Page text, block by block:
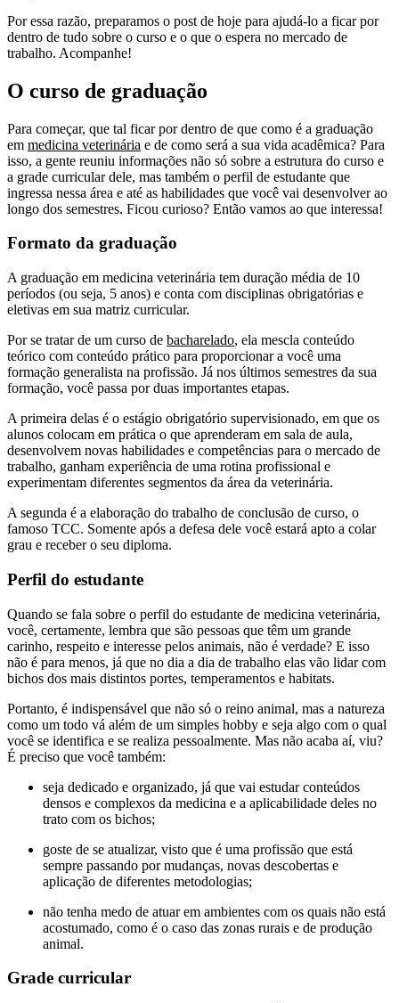
Por essa razão, preparamos o post de hoje para ajudá-lo a ficar por
dentro de tudo sobre o curso e o que o espera no mercado de
trabalho. Acompanhe!
O curso de graduação
Para começar, que tal ficar por dentro de que como é a graduação
em medicina veterinária e de como será a sua vida acadêmica? Para
isso, a gente reuniu informações não só sobre a estrutura do curso e
a grade curricular dele, mas também o perfil de estudante que
ingressa nessa área e até as habilidades que você vai desenvolver ao
longo dos semestres. Ficou curioso? Então vamos ao que interessa!
Formato da graduação
A graduação em medicina veterinária tem duração média de 10
períodos (ou seja, 5 anos) e conta com disciplinas obrigatórias e
eletivas em sua matriz curricular.
Por se tratar de um curso de bacharelado, ela mescla conteúdo
teórico com conteúdo prático para proporcionar a você uma
formação generalista na profissão. Já nos últimos semestres da sua
formação, você passa por duas importantes etapas.
A primeira delas é o estágio obrigatório supervisionado, em que os
alunos colocam em prática o que aprenderam em sala de aula,
desenvolvem novas habilidades e competências para o mercado de
trabalho, ganham experiência de uma rotina profissional e
experimentam diferentes segmentos da área da veterinária.
A segunda é a elaboração do trabalho de conclusão de curso, o
famoso TCC. Somente após a defesa dele você estará apto a colar
grau e receber o seu diploma.
Perfil do estudante
Quando se fala sobre o perfil do estudante de medicina veterinária,
você, certamente, lembra que são pessoas que têm um grande
carinho, respeito e interesse pelos animais, não é verdade? E isso
não é para menos, já que no dia a dia de trabalho elas vão lidar com
bichos dos mais distintos portes, temperamentos e habitats.
Portanto, é indispensável que não só o reino animal, mas a natureza
como um todo vá além de um simples hobby e seja algo com o qual
você se identifica e se realiza pessoalmente. Mas não acaba aí, viu?
É preciso que você também:
seja dedicado e organizado, já que vai estudar conteúdos
densos e complexos da medicina e a aplicabilidade deles no
trato com os bichos;
goste de se atualizar, visto que é uma profissão que está
sempre passando por mudanças, novas descobertas e
aplicação de diferentes metodologias;
não tenha medo de atuar em ambientes com os quais não está
acostumado, como é o caso das zonas rurais e de produção
animal.
Grade curricular